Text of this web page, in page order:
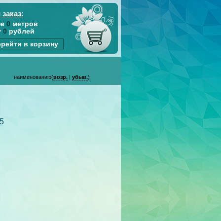
0 метров
0 рублей
в корзину
наименованию(возр.| убыв.)